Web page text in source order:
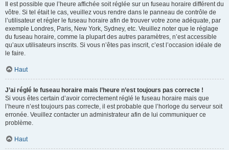
Il est possible que l’heure affichée soit réglée sur un fuseau horaire différent du
vôtre. Si tel était le cas, veuillez vous rendre dans le panneau de contrôle de
l’utilisateur et régler le fuseau horaire afin de trouver votre zone adéquate, par
exemple Londres, Paris, New York, Sydney, etc. Veuillez noter que le réglage
du fuseau horaire, comme la plupart des autres paramètres, n’est accessible
qu’aux utilisateurs inscrits. Si vous n’êtes pas inscrit, c’est l’occasion idéale de
le faire.
Haut
J’ai réglé le fuseau horaire mais l’heure n’est toujours pas correcte !
Si vous êtes certain d’avoir correctement réglé le fuseau horaire mais que
l’heure n’est toujours pas correcte, il est probable que l’horloge du serveur soit
erronée. Veuillez contacter un administrateur afin de lui communiquer ce
problème.
Haut